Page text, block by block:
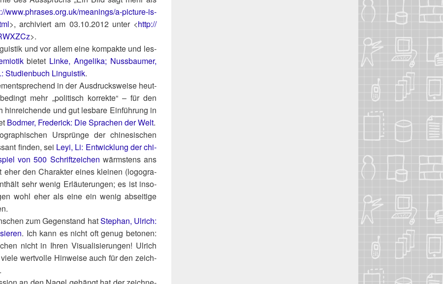
www.phrases.org.uk/meanings/a‑picture-is-
>, archi­viert am 03.10.2012 unter <http://​
>.
und vor allem eine kom­pak­te und les­
bie­tet Lin­ke, Ange­li­ka; Nuss­bau­mer,
Stu­di­en­buch Lin­gu­is­tik.
in der Aus­drucks­wei­se heut­
mehr „poli­tisch kor­rek­te“ – für den
hin­rei­chen­de und gut les­ba­re Ein­füh­rung in
Bod­mer, Fre­de­rick: Die Spra­chen der Welt.
Ursprün­ge der chi­ne­si­schen
fin­den, sei Leyi, Li: Ent­wick­lung der chi­
von 500 Schrift­zei­chen wärms­tens ans
eher den Cha­rak­ter eines klei­nen (logo­gra­
sehr wenig Erläu­te­run­gen; es ist inso­
wohl eher als eine ein wenig absei­ti­ge
zum Gegen­stand hatSte­phan, Ulrich:
. Ich kann es nicht oft genug beto­nen:
nicht in Ihren Visua­li­sie­run­gen! Ulrich
wert­vol­le Hin­wei­se auch für den zeich­